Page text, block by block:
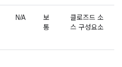
N/A
보
통
클로즈드 소
스 구성요소